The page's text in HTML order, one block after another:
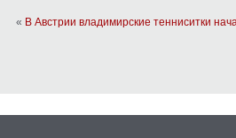
« В Австрии владимирские тенниситки